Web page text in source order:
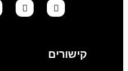
a
קישורים